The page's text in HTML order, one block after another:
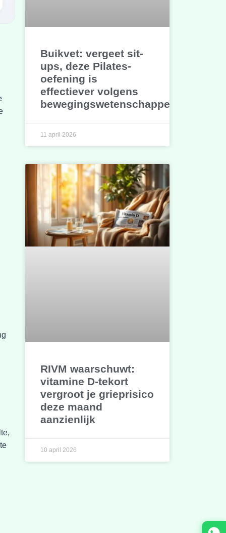
Buikvet: vergeet sit-
ups, deze Pilates-
oefening is
effectiever volgens
bewegingswetenschappers
11 april 2026
RIVM waarschuwt:
vitamine D-tekort
vergroot je grieprisico
deze maand
aanzienlijk
10 april 2026